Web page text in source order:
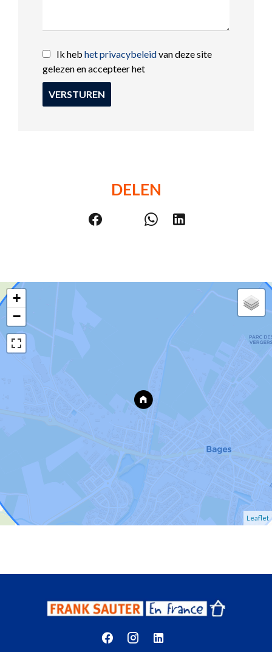
Ik heb het privacybeleidvan deze site
gelezen en accepteer het
VERSTUREN
DELEN
+
−
Leaflet